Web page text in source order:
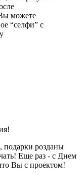
можете
“селфи” с
подарки розданы
Еще раз - с Днем
Вы с проектом!